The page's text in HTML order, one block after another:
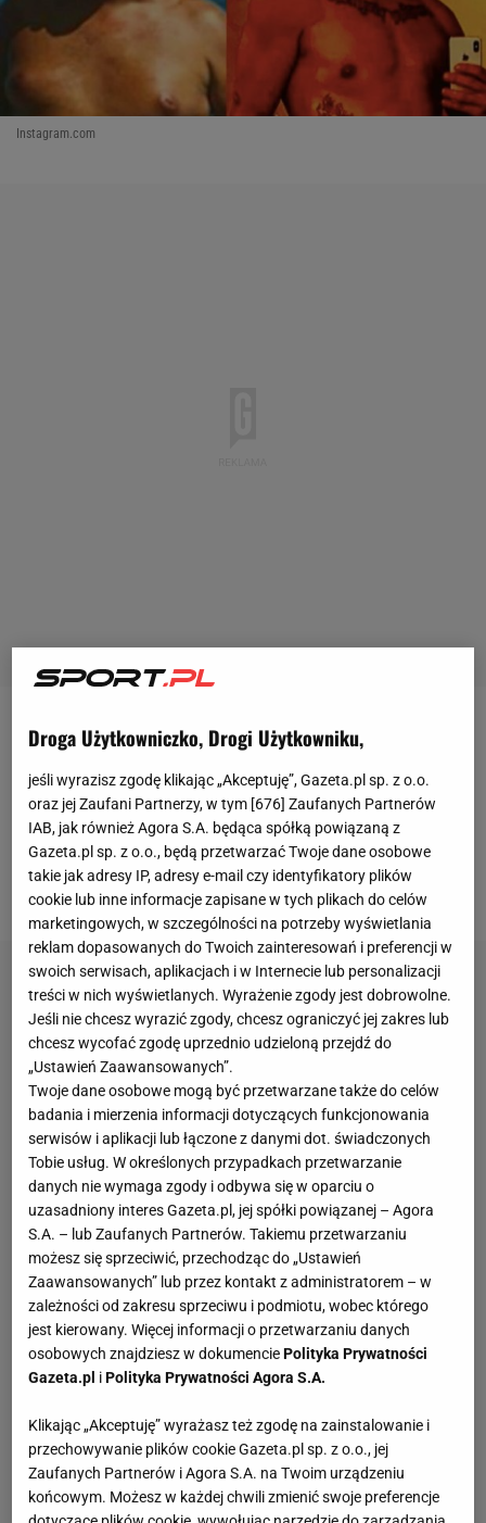
Instagram.com
Mido, czyli egipskinapastnik, który w przeszłości
profesjonalną karierę zakończył w 2013 roku. Były
piłkarznie poradził sobie z nowym trybem i
sposobem życia. W pewnym momencie Mido ważył
nawet 150 kilogramów!
Droga Użytkowniczko, Drogi Użytkowniku,
jeśli wyrazisz zgodę klikając „Akceptuję”, Gazeta.pl sp. z o.o.
oraz jej Zaufani Partnerzy, w tym [676] Zaufanych Partnerów
IAB, jak również Agora S.A. będąca spółką powiązaną z
Gazeta.pl sp. z o.o., będą przetwarzać Twoje dane osobowe
takie jak adresy IP, adresy e-mail czy identyfikatory plików
cookie lub inne informacje zapisane w tych plikach do celów
marketingowych, w szczególności na potrzeby wyświetlania
reklam dopasowanych do Twoich zainteresowań i preferencji w
swoich serwisach, aplikacjach i w Internecie lub personalizacji
treści w nich wyświetlanych. Wyrażenie zgody jest dobrowolne.
Jeśli nie chcesz wyrazić zgody, chcesz ograniczyć jej zakres lub
chcesz wycofać zgodę uprzednio udzieloną przejdź do
„Ustawień Zaawansowanych”.
Twoje dane osobowe mogą być przetwarzane także do celów
badania i mierzenia informacji dotyczących funkcjonowania
serwisów i aplikacji lub łączone z danymi dot. świadczonych
Tobie usług. W określonych przypadkach przetwarzanie
danych nie wymaga zgody i odbywa się w oparciu o
uzasadniony interes Gazeta.pl, jej spółki powiązanej – Agora
S.A. – lub Zaufanych Partnerów. Takiemu przetwarzaniu
możesz się sprzeciwić, przechodząc do „Ustawień
Zaawansowanych” lub przez kontakt z administratorem – w
zależności od zakresu sprzeciwu i podmiotu, wobec którego
jest kierowany. Więcej informacji o przetwarzaniu danych
osobowych znajdziesz w dokumenciePolityka Prywatności
Gazeta.pl iPolityka Prywatności Agora S.A.
Klikając „Akceptuję” wyrażasz też zgodę na zainstalowanie i
przechowywanie plików cookie Gazeta.pl sp. z o.o., jej
Zaufanych Partnerów i Agora S.A. na Twoim urządzeniu
końcowym. Możesz w każdej chwili zmienić swoje preferencje